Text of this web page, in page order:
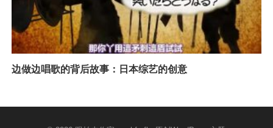
边做边唱歌的背后故事：日本综艺的创意